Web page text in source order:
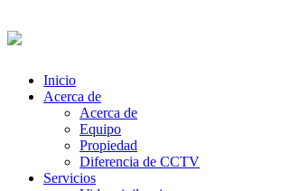
Inicio
Acerca de
Acerca de
Equipo
Propiedad
Diferencia de CCTV
Servicios